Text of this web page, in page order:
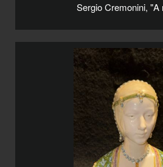
Sergio Cremonini, "A